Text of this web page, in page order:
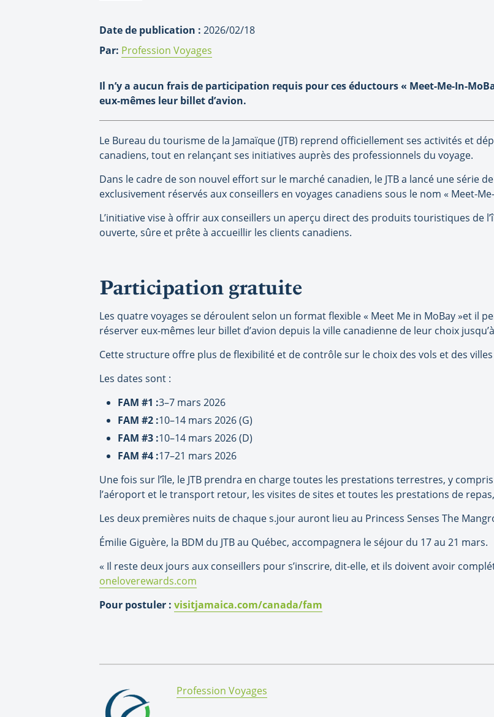
Date de publication : 2026/02/18
Par: Profession Voyages
Il n’y a aucun frais de participation requis pour ces éductours « Meet-Me-In-
eux-mêmes leur billet d’avion.
Le Bureau du tourisme de la Jamaïque (JTB) reprend officiellement ses activités et
canadiens, tout en relançant ses initiatives auprès des professionnels du voyage.
Dans le cadre de son nouvel effort sur le marché canadien, le JTB a lancé une série
exclusivement réservés aux conseillers en voyages canadiens sous le nom « Meet-
L’initiative vise à offrir aux conseillers un aperçu direct des produits touristiques de
ouverte, sûre et prête à accueillir les clients canadiens.
Participation gratuite
Les quatre voyages se déroulent selon un format flexible « Meet Me in MoBay »et il
réserver eux-mêmes leur billet d’avion depuis la ville canadienne de leur choix
Cette structure offre plus de flexibilité et de contrôle sur le choix des vols et des
Les dates sont :
FAM #1 :3–7 mars 2026
FAM #2 :10–14 mars 2026 (G)
FAM #3 :10–14 mars 2026 (D)
FAM #4 :17–21 mars 2026
Une fois sur l’île, le JTB prendra en charge toutes les prestations terrestres, y
l’aéroport et le transport retour, les visites de sites et toutes les prestations de
Les deux premières nuits de chaque s.jour auront lieu au Princess Senses The
Émilie Giguère, la BDM du JTB au Québec, accompagnera le séjour du 17 au 21 mars.
« Il reste deux jours aux conseillers pour s’inscrire, dit-elle, et ils doivent avoir
oneloverewards.com
Pour postuler : visitjamaica.com/canada/fam
By:
Profession Voyages